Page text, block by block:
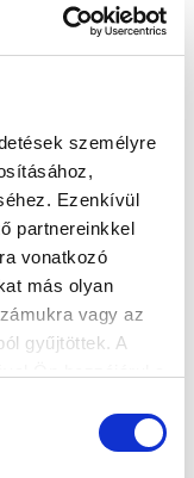
személyre
Ezenkívül
partnereinkkel
vonatkozó
más olyan
vagy az
gyűjtöttek. A
NŐI LIGA